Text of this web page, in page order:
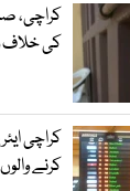
کراچی،
کی خلاف ورزی پر
کراچی
کرنے